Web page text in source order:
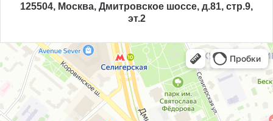
125504, Москва, Дмитровское шоссе, д.81, стр.9,
эт.2